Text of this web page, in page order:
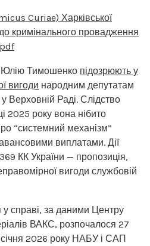
Curiae) Харківської
кримінального провадження
Тимошенко підозрюють у
вигоди народним депутатам
Верховній Раді. Слідство
2025 року вона нібито
“системний механізм”
виплатами. Дії
КК України — пропозиція,
вигоди службовій
справі, за даними Центру
ВАКС, розпочалося 27
2026 року НАБУ і САП